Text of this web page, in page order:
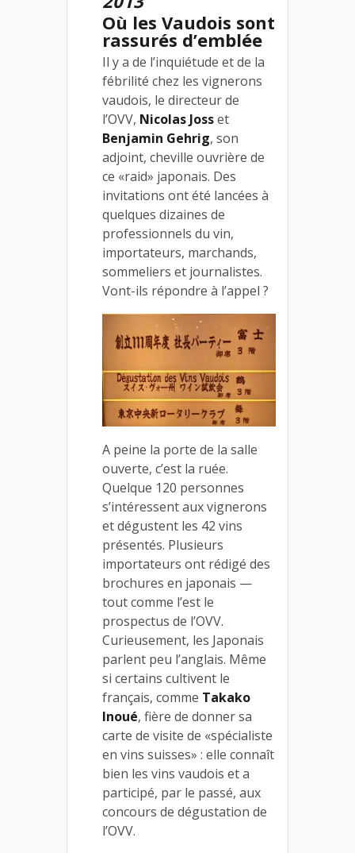
Où les Vaudois sont
rassurés d’emblée
Il y a de l’inquiétude et de la
fébrilité chez les vignerons
vaudois, le directeur de
l’OVV, Nicolas Josset
Benjamin Gehrig, son
adjoint, cheville ouvrière de
ce «raid» japonais. Des
invitations ont été lancées à
quelques dizaines de
professionnels du vin,
importateurs, marchands,
sommeliers et journalistes.
Vont-ils répondre à l’appel ?
A peine la porte de la salle
ouverte, c’est la ruée.
Quelque 120 personnes
s’intéressent aux vignerons
et dégustent les 42 vins
présentés. Plusieurs
importateurs ont rédigé des
brochures en japonais —
tout comme l’est le
prospectus de l’OVV.
Curieusement, les Japonais
parlent peu l’anglais. Même
si certains cultivent le
français, comme Takako
Inoué, fière de donner sa
carte de visite de «spécialiste
en vins suisses» : elle connaît
bien les vins vaudois et a
participé, par le passé, aux
concours de dégustation de
l’OVV.